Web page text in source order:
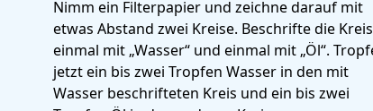
Nimm ein Filterpapier und zeichne darauf mit
etwas Abstand zwei Kreise. Beschrifte die
einmal mit „Wasser“ und einmal mit „Öl“.
jetzt ein bis zwei Tropfen Wasser in den mit
Wasser beschrifteten Kreis und ein bis zwei